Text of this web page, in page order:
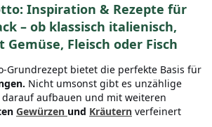
Inspiration & Rezepte für
– ob klassisch italienisch,
Fleisch oder Fisch
Grundrezept bietet die perfekte Basis für
Nicht umsonst gibt es unzählige
darauf aufbauen und mit weiteren
Gewürzen und Kräutern verfeinert